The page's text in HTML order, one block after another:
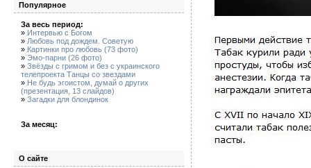
Популярное
За весь период:
» Интервью с Богом
» Любовь под дождем. Советую
» Картинки про любовь (73 фото)
» Эмо-парни (26 фото)
» Звёзды с гримом и без с украинского
телепроекта Танцы со звездами
» Не будь эгоистом, думай о других
(презентация, 13 слайдов)
» Загадки для блондинок
За месяц:
О сайте